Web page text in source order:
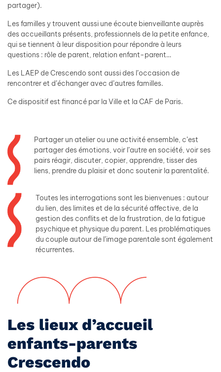
partager).
Les familles y trouvent aussi une écoute bienveillante auprès
des accueillants présents, professionnels de la petite enfance,
qui se tiennent à leur disposition pour répondre à leurs
questions : rôle de parent, relation enfant-parent…
Les LAEP de Crescendo sont aussi des l’occasion de
rencontrer et d’échanger avec d’autres familles.
Ce dispositif est financé par la Ville et la CAF de Paris.
Partager un atelier ou une activité ensemble, c’est
partager des émotions, voir l’autre en société, voir ses
pairs réagir, discuter, copier, apprendre, tisser des
liens, prendre du plaisir et donc soutenir la parentalité.
Toutes les interrogations sont les bienvenues : autour
du lien, des limites et de la sécurité affective, de la
gestion des conflits et de la frustration, de la fatigue
psychique et physique du parent. Les problématiques
du couple autour de l’image parentale sont également
récurrentes.
Les lieux d’accueil
enfants-parents
Crescendo